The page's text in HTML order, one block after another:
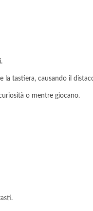
tastiera, causando il
o mentre giocano.